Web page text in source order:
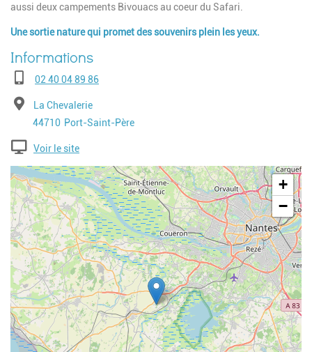
aussi deux campements Bivouacs au coeur du Safari.
Une sortie nature qui promet des souvenirs plein les yeux.
Téléphone02 40 04 89 86
AdresseLa Chevalerie
Code postal
44710 Ville
Port-Saint-Père
Voir le site
Geolocalisation
+
−